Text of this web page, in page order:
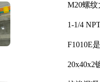
M20螺
1-1/4
F1010E
20x40x2